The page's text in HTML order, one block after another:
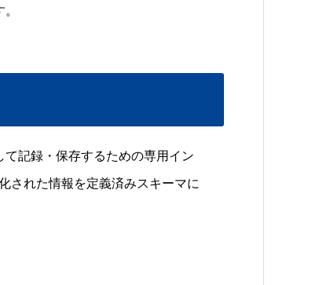
記録・保存するための専用イン
された情報を定義済みスキーマに